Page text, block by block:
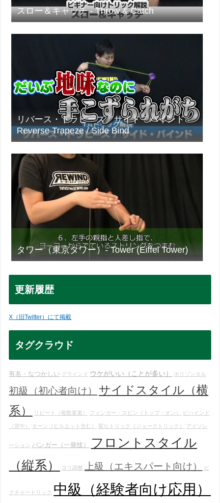
スロー＆キャッチ - Throw & Catch
リバース・トラピーズ／サイド・バインド -
Reverse Trapeze / Side Bind
タワー（東京タワー）- Tower (Eiffel Tower)
更新履歴
X（旧Twitter）にて掲載
タグクラウド
有名・なつかしい グラインド ウケがいい（ことが多い） ホリゾンタル
初級（初心者向け）
サイドスタイル（横
系）
リピート（複数要素） フィンガー・スピン（トップ・オン） ビハインド
（背中） ターン（ピルエット含む） 変なトリック（ジョークトリック） アイソレ
ーション バンガー（一発技）
フロントスタイル
（縦系）
ヨリ調整 上級（エキスパート向け） ピ
クチャートリック 中級（経験者向け応用）